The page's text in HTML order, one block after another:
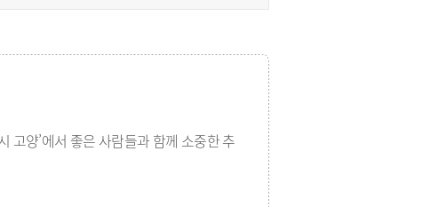
고양’에서 좋은 사람들과 함께 소중한 추